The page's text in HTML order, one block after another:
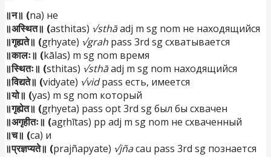
॥न॥ (na) не
॥अस्थित­॥ (asthitas) √sthāadj m sg nom не находящийся
॥गृह्यते॥ (gṛhyate) √grah pass 3rd sg схватывается
॥कालः॥ (kālas) m sg nom время
॥स्थितः॥ (sthitas) √sthāadj m sg nom находящийся
॥विद्यते॥ (vidyate) √vidpass есть, имеется
॥यो॥ (yas) m sg nom который
॥गृह्येत॥ (gṛhyeta) pass opt 3rd sg был бы схвачен
॥अगृहीतः॥ (agṛhītas) pp adj m sg nom не схваченный
॥च॥ (ca) и
॥प्रज्ञप्यते॥ (prajñapyate) √jñacau pass 3rd sg познается